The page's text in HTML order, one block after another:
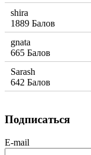
shira
1889 Балов
gnata
665 Балов
Sarash
642 Балов
Подписаться
E-mail